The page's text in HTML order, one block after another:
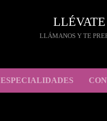
LLÁMANOS Y TE
ESPECIALIDADES